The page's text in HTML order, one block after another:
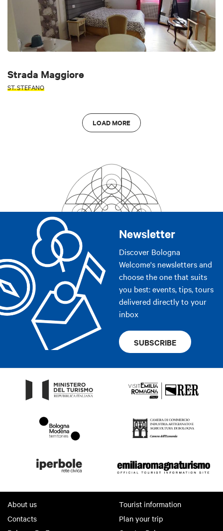
Strada Maggiore
ST. STEFANO
LOAD MORE
Newsletter
Discover Bologna
Welcome's newsletters and
choose the one that suits
you best: events, tips, tours
delivered directly to your
inbox
SUBSCRIBE
About us
Contacts
Tourist information
Plan your trip